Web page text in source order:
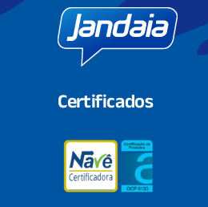
Certificados